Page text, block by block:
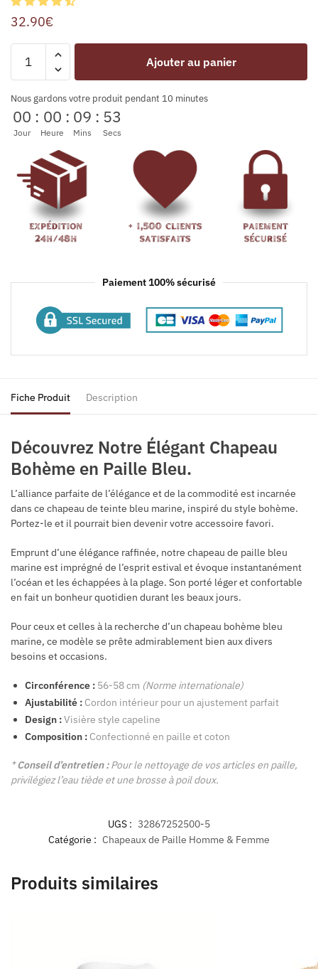
32.90€
Ajouter au panier
Nous gardons votre produit pendant 10 minutes
00
Jour
: 00
Heure
: 09
Mins
: 53
Secs
Paiement 100% sécurisé
Fiche Produit Description
Découvrez Notre Élégant Chapeau
Bohème en Paille Bleu.
L’alliance parfaite de l’élégance et de la commodité est incarnée
dans ce chapeau de teinte bleu marine, inspiré du style bohème.
Portez-le et il pourrait bien devenir votre accessoire favori.
Emprunt d’une élégance raffinée, notre chapeau de paille bleu
marine est imprégné de l’esprit estival et évoque instantanément
l’océan et les échappées à la plage. Son porté léger et confortable
en fait un bonheur quotidien durant les beaux jours.
Pour ceux et celles à la recherche d’un chapeau bohème bleu
marine, ce modèle se prête admirablement bien aux divers
besoins et occasions.
Circonférence : 56-58 cm (Norme internationale)
Ajustabilité : Cordon intérieur pour un ajustement parfait
Design :Visière style capeline
Composition : Confectionné en paille et coton
*Conseil d’entretien :Pour le nettoyage de vos articles en paille,
privilégiez l’eau tiède et une brosse à poil doux.
UGS : 32867252500-5
Catégorie : Chapeaux de Paille Homme & Femme
Produits similaires